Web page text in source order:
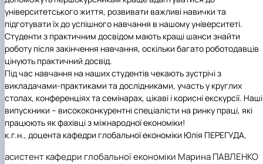
університетського життя, розвивати важливі навички та
підготувати їх до успішного навчання в нашому університеті.
Студенти з практичним досвідом мають кращі шанси знайти
роботу після закінчення навчання, оскільки багато роботодавців
цінують практичний досвід.
Під час навчання на наших студентів чекають зустрічі з
викладачами-практиками та дослідниками, участь у круглих
столах, конференціях та семінарах, цікаві і корисні екскурсії. Наші
випускники – висококонкурентні спеціалісти на ринку праці, які
працюють як фахівці з міжнародної економіки!
к.г.н., доцента кафедри глобальної економіки Юлія ПЕРЕГУДА,
асистент кафедри глобальної економіки Марина ПАВЛЕНКО